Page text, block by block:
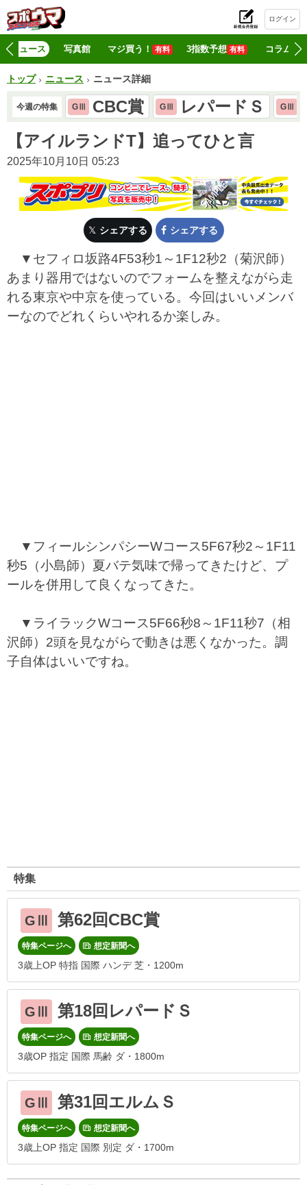
ログイン
ニュース 写真館 マジ買う！ 有料 3指数予想 有料 コラム
トップ ニュース ニュース詳細
今週の特集 GⅢ CBC賞 GⅢ レパードＳ GⅢ
【アイルランドT】追ってひと言
2025年10月10日 05:23
シェアする シェアする
▼セフィロ坂路4F53秒1～1F12秒2（菊沢師）
あまり器用ではないのでフォームを整えながら走
れる東京や中京を使っている。今回はいいメンバ
ーなのでどれくらいやれるか楽しみ。
▼フィールシンパシーWコース5F67秒2～1F11
秒5（小島師）夏バテ気味で帰ってきたけど、プ
ールを併用して良くなってきた。
▼ライラックWコース5F66秒8～1F11秒7（相
沢師）2頭を見ながらで動きは悪くなかった。調
子自体はいいですね。
特集
GⅢ 第62回CBC賞
特集ページへ 想定新聞へ
3歳上OP 特指 国際 ハンデ 芝・1200m
GⅢ 第18回レパードＳ
特集ページへ 想定新聞へ
3歳OP 指定 国際 馬齢 ダ・1800m
GⅢ 第31回エルムＳ
特集ページへ 想定新聞へ
3歳上OP 指定 国際 別定 ダ・1700m